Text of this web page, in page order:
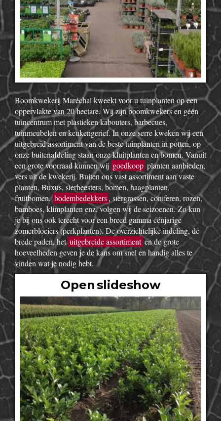
Boomkwekerij Maréchal kweekt voor u tuinplanten op een
oppervlakte van 20 hectare. Wij zijn boomkwekers en géén
tuincentrum met plastieken kabouters, barbecues,
tuinmeubelen en keukengerief. In onze serre kweken wij een
uitgebreid assortiment van de beste tuinplanten in potten, op
onze buitenafdeling staan onze kluitplanten en bomen. Vanuit
een grote voorraad kunnen wij goedkoop planten aanbieden,
vers uit de kwekerij. Buiten ons vast assortiment aan vaste
planten, Buxus, sierheesters, bomen, haagplanten,
fruitbomen,bodembedekkers, siergrassen, coniferen, rozen,
bamboes, klimplanten enz. volgen wij de seizoenen. Zo kun
je bij ons ook terecht voor een breed gamma éénjarige
zomerbloeiers (perkplanten). De overzichtelijke indeling, de
brede paden, hetuitgebreide assortiment en de grote
hoeveelheden geven je de kans om snel en handig alles te
vinden wat je nodig hebt.
Open slideshow